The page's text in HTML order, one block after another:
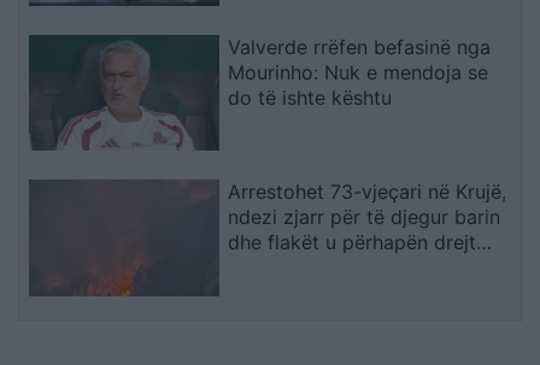
Valverde rrëfen befasinë nga
Mourinho: Nuk e mendoja se
do të ishte kështu
Arrestohet 73-vjeçari në Krujë,
ndezi zjarr për të djegur barin
dhe flakët u përhapën drejt